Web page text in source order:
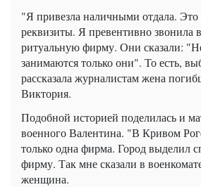
"Я привезла наличными отдала.
реквизиты. Я превентивно звонила
ритуальную фирму. Они сказали:
занимаются только они". То есть,
рассказала журналистам жена
Виктория.
Подобной историей поделилась и
военного Валентина. "В Кривом
только одна фирма. Город выделил
фирму. Так мне сказали в
женщина.